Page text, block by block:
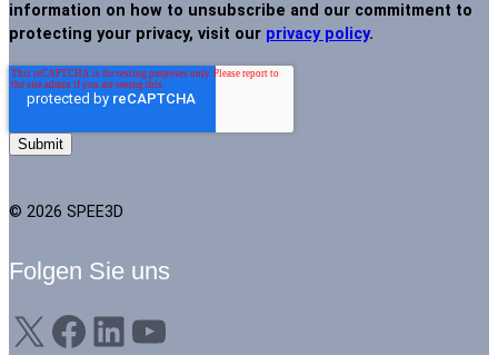
information on how to unsubscribe and our commitment to
protecting your privacy, visit our privacy policy.
© 2026 SPEE3D
Folgen Sie uns
X Facebook LinkedIn YouTube